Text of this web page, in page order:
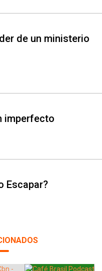
de un ministerio
imperfecto
Escapar?